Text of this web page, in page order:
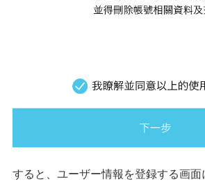
すると、ユーザー情報を登録する画面